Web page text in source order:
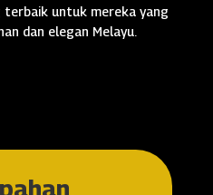
terbaik untuk mereka yang
dan elegan Melayu.